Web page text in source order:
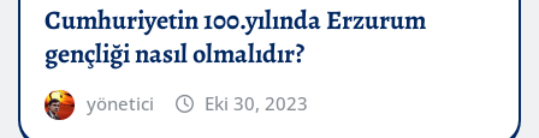
Cumhuriyetin 100.yılında Erzurum
gençliği nasıl olmalıdır?
yönetici Eki 30, 2023